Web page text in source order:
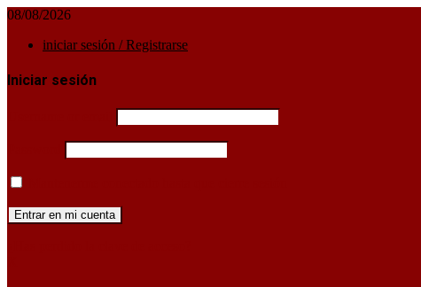
08/08/2026
iniciar sesión / Registrarse
Iniciar sesión